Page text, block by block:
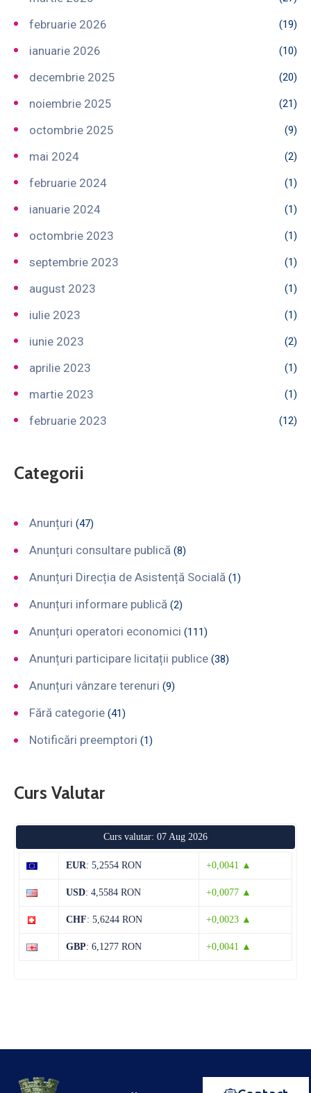
februarie 2026 (19)
ianuarie 2026 (10)
decembrie 2025 (20)
noiembrie 2025 (21)
octombrie 2025 (9)
mai 2024 (2)
februarie 2024 (1)
ianuarie 2024 (1)
octombrie 2023 (1)
septembrie 2023 (1)
august 2023 (1)
iulie 2023 (1)
iunie 2023 (2)
aprilie 2023 (1)
martie 2023 (1)
februarie 2023 (12)
Categorii
Anunțuri (47)
Anunțuri consultare publică (8)
Anunțuri Direcția de Asistență Socială (1)
Anunțuri informare publică (2)
Anunțuri operatori economici (111)
Anunțuri participare licitații publice (38)
Anunțuri vânzare terenuri (9)
Fără categorie (41)
Notificări preemptori (1)
Curs Valutar
Curs valutar: 07 Aug 2026
EUR: 5,2554 RON +0,0041 ▲
USD: 4,5584 RON +0,0077 ▲
CHF: 5,6244 RON +0,0023 ▲
GBP: 6,1277 RON +0,0041 ▲